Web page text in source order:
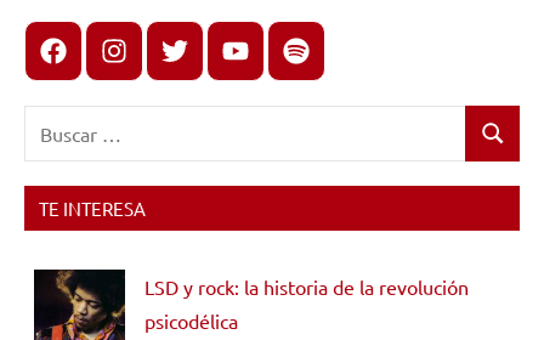
FacebookInstagram
X youtubespotify
Buscar
TE INTERESA
LSD y rock: la historia de la revolución
psicodélica